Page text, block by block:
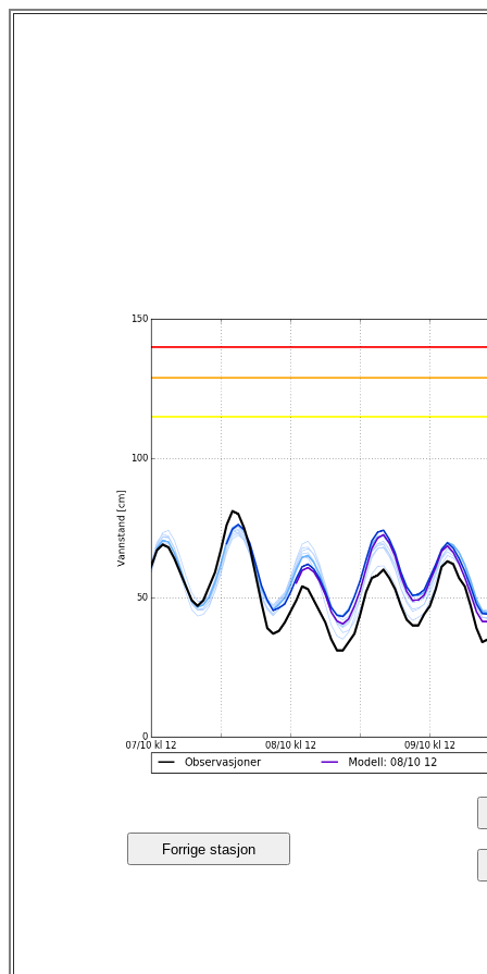
Forrige stasjon